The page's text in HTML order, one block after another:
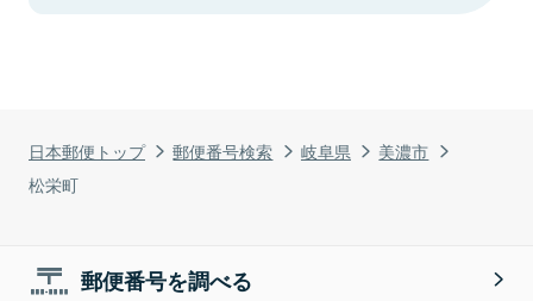
日本郵便トップ 郵便番号検索 岐阜県
美濃市
松栄町
郵便番号を調べる